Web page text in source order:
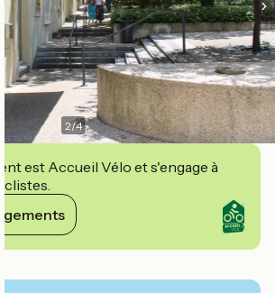
2/4
est Accueil Vélo et s'engage à